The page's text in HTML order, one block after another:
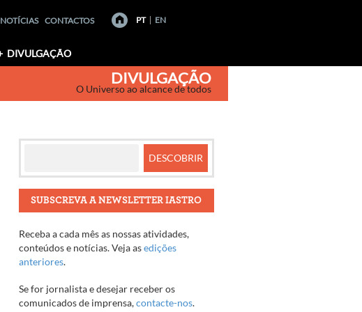
NOTÍCIAS CONTACTOS PT EN
DIVULGAÇÃO
DIVULGAÇÃO
O Universo ao alcance de todos
SUBSCREVA A NEWSLETTER IASTRO
Receba a cada mês as nossas atividades,
conteúdos e notícias. Veja asedições
anteriores.
Se for jornalista e desejar receber os
comunicados de imprensa,contacte-nos.